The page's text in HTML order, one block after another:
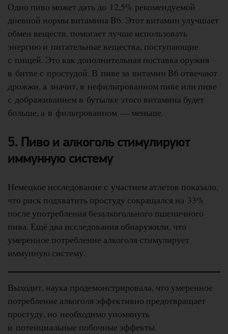
Одно пиво может дать до 12,5% рекомендуемой
дневной нормы витамина B6. Этот витамин улучшает
обмен веществ, помогает лучше использовать
энергию и питательные вещества, поступающие
с пищей. Это как дополнительная поставка оружия
в битве с простудой. В пиве за витамин B6 отвечают
дрожжи, а значит, в нефильтрованном пиве или пиве
с дображиванием в бутылке этого витамина будет
больше, а в фильтрованном — меньше.
5. Пиво и алкоголь стимулируют
иммунную систему
Немецкое исследование с участием атлетов показало,
что риск подхватить простуду сокращался на 33%
после употребления безалкогольного пшеничного
пива. Ещё два исследования обнаружили, что
умеренное потребление алкоголя стимулирует
иммунную систему.
Выходит, наука продемонстрировала, что умеренное
потребление алкоголя эффективно предотвращает
простуду, но необходимо упомянуть
и потенциальные побочные эффекты.